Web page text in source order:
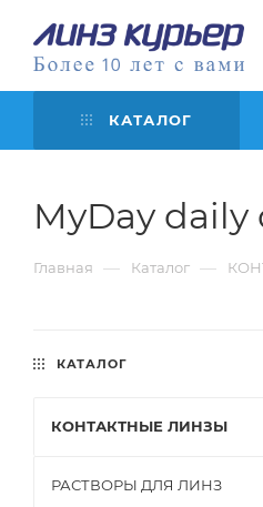
КАТАЛОГ
MyDay daily
Главная — Каталог —
КАТАЛОГ
КОНТАКТНЫЕ ЛИНЗЫ
РАСТВОРЫ ДЛЯ ЛИНЗ